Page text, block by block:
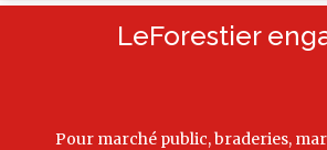
LeForestier
Pour marché public, braderies,